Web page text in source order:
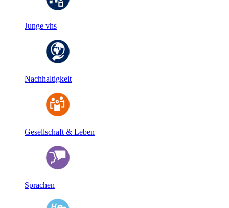
Junge vhs
Nachhaltigkeit
Gesellschaft & Leben
Sprachen